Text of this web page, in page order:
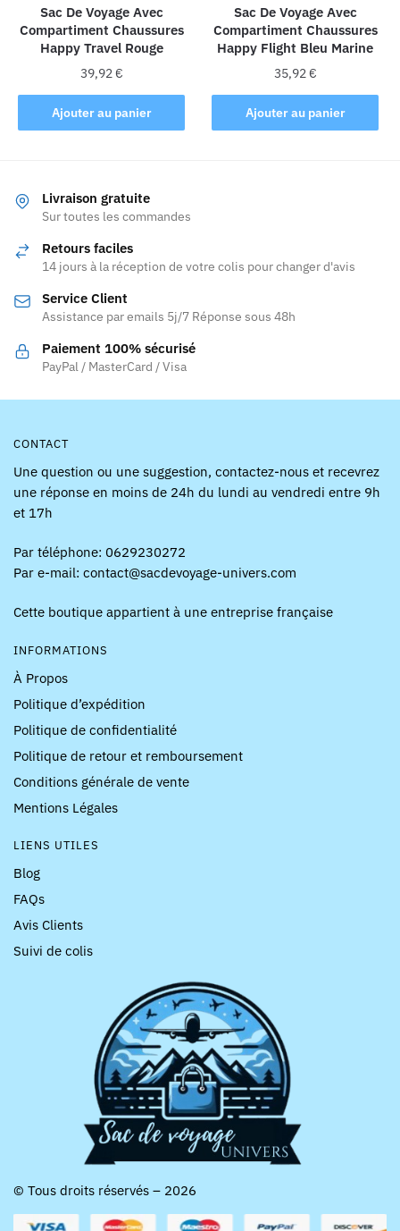
page
du
produit
la
page
du
produit
Sac De Voyage Avec
Compartiment Chaussures
Happy Travel Rouge
39,92€
Ajouter au panier
Sac De Voyage Avec
Compartiment Chaussures
Happy Flight Bleu Marine
35,92€
Ajouter au panier
Livraison gratuite
Sur toutes les commandes
Retours faciles
14 jours à la réception de votre colis pour changer d'avis
Service Client
Assistance par emails 5j/7 Réponse sous 48h
Paiement 100% sécurisé
PayPal / MasterCard / Visa
CONTACT
Une question ou une suggestion, contactez-nous et recevrez
une réponse en moins de 24h du lundi au vendredi entre 9h
et 17h
Par téléphone: 0629230272
Par e-mail: contact@sacdevoyage-univers.com
Cette boutique appartient à une entreprise française
INFORMATIONS
À Propos
Politique d’expédition
Politique de confidentialité
Politique de retour et remboursement
Conditions générale de vente
Mentions Légales
LIENS UTILES
Blog
FAQs
Avis Clients
Suivi de colis
© Tous droits réservés – 2026